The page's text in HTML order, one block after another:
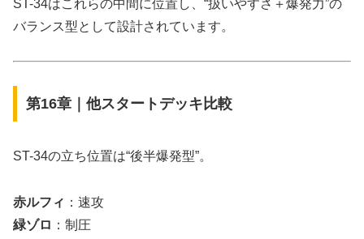
ST-34はこれらの中間に位置し、“扱いやすさ＋爆発力”の
バランス型として設計されています。
第16章｜他スタートデッキ比較
ST-34の立ち位置は“後半爆発型”。
赤ルフィ ：速攻
緑ゾロ ：制圧